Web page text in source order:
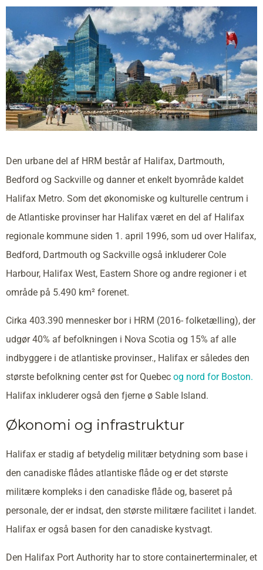
Den urbane del af HRM består af Halifax, Dartmouth,
Bedford og Sackville og danner et enkelt byområde kaldet
Halifax Metro. Som det økonomiske og kulturelle centrum i
de Atlantiske provinser har Halifax været en del af Halifax
regionale kommune siden 1. april 1996, som ud over Halifax,
Bedford, Dartmouth og Sackville også inkluderer Cole
Harbour, Halifax West, Eastern Shore og andre regioner i et
område på 5.490 km² forenet.
Cirka 403.390 mennesker bor i HRM (2016- folketælling), der
udgør 40% af befolkningen i Nova Scotia og 15% af alle
indbyggere i de atlantiske provinser., Halifax er således den
største befolkning center øst for Quebec og nord for Boston.
Halifax inkluderer også den fjerne ø Sable Island.
Økonomi og infrastruktur
Halifax er stadig af betydelig militær betydning som base i
den canadiske flådes atlantiske flåde og er det største
militære kompleks i den canadiske flåde og, baseret på
personale, der er indsat, den største militære facilitet i landet.
Halifax er også basen for den canadiske kystvagt.
Den Halifax Port Authority har to store containerterminaler, et